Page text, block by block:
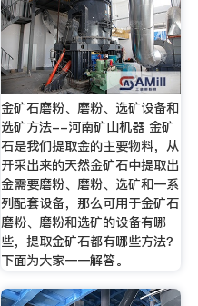
金矿石磨粉、磨粉、选矿设备和
选矿方法--河南矿山机器 金矿
石是我们提取金的主要物料，从
开采出来的天然金矿石中提取出
金需要磨粉、磨粉、选矿和一系
列配套设备，那么可用于金矿石
磨粉、磨粉和选矿的设备有哪
些，提取金矿石都有哪些方法？
下面为大家一一解答。